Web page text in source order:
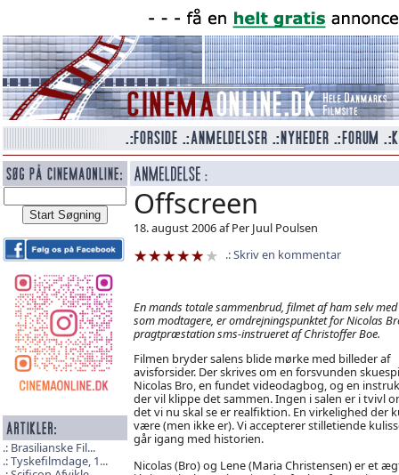
Brasilianske Fil...
Tyskefilmdage, 1...
Offscreen
18. august 2006 af Per Juul Poulsen
Skriv en kommentar
En mands totale sammenbrud, filmet af ham selv
som modtagere, er omdrejningspunktet for Nicolas
pragtpræstation sms-instrueret af Christoffer Boe.
Filmen bryder salens blide mørke med billeder af
avisforsider. Der skrives om en forsvunden
Nicolas Bro, en fundet videodagbog, og en
der vil klippe det sammen. Ingen i salen er i tvivl
det vi nu skal se er realfiktion. En virkelighed der
være (men ikke er). Vi accepterer stilletiende
går igang med historien.
Nicolas (Bro) og Lene (Maria Christensen) er et